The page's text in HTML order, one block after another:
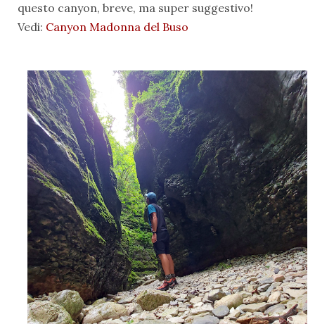
questo canyon, breve, ma super suggestivo!
Vedi: Canyon Madonna del Buso